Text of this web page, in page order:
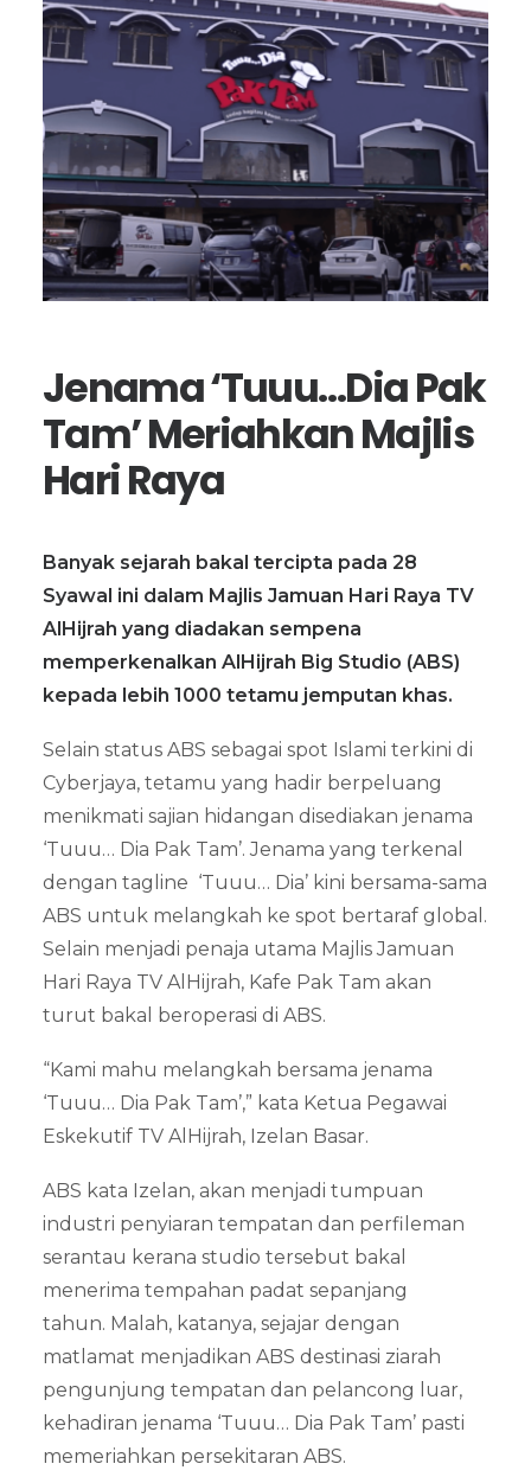
Jenama ‘Tuuu…Dia Pak
Tam’ Meriahkan Majlis
Hari Raya
Banyak sejarah bakal tercipta pada 28
Syawal ini dalam Majlis Jamuan Hari Raya TV
AlHijrah yang diadakan sempena
memperkenalkan AlHijrah Big Studio (ABS)
kepada lebih 1000 tetamu jemputan khas.
Selain status ABS sebagai spot Islami terkini di
Cyberjaya, tetamu yang hadir berpeluang
menikmati sajian hidangan disediakan jenama
‘Tuuu… Dia Pak Tam’. Jenama yang terkenal
dengan tagline ‘Tuuu… Dia’ kini bersama-sama
ABS untuk melangkah ke spot bertaraf global.
Selain menjadi penaja utama Majlis Jamuan
Hari Raya TV AlHijrah, Kafe Pak Tam akan
turut bakal beroperasi di ABS.
“Kami mahu melangkah bersama jenama
‘Tuuu… Dia Pak Tam’,” kata Ketua Pegawai
Eskekutif TV AlHijrah, Izelan Basar.
ABS kata Izelan, akan menjadi tumpuan
industri penyiaran tempatan dan perfileman
serantau kerana studio tersebut bakal
menerima tempahan padat sepanjang
tahun. Malah, katanya, sejajar dengan
matlamat menjadikan ABS destinasi ziarah
pengunjung tempatan dan pelancong luar,
kehadiran jenama ‘Tuuu… Dia Pak Tam’ pasti
memeriahkan persekitaran ABS.